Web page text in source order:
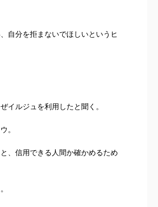
自分を拒まないでほしいというヒ
イルジュを利用したと聞く。
。
、信用できる人間か確かめるため